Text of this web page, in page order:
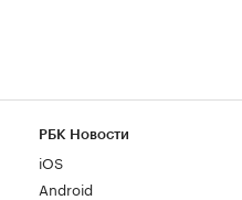
РБК Новости
iOS
Android